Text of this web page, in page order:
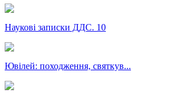
Наукові записки ДДС. 10
Ювілей: походження, святкув...